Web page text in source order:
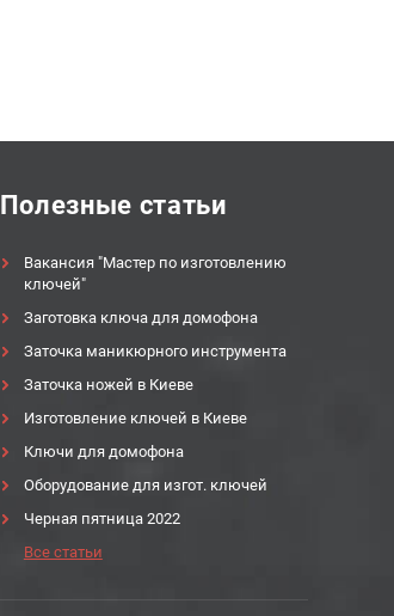
Полезные статьи
Вакансия "Мастер по изготовлению
ключей"
Заготовка ключа для домофона
Заточка маникюрного инструмента
Заточка ножей в Киеве
Изготовление ключей в Киеве
Ключи для домофона
Оборудование для изгот. ключей
Черная пятница 2022
Все статьи